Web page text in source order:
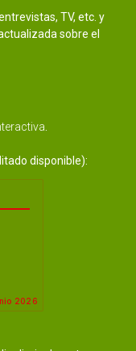
TV, etc. y
sobre el
disponible):